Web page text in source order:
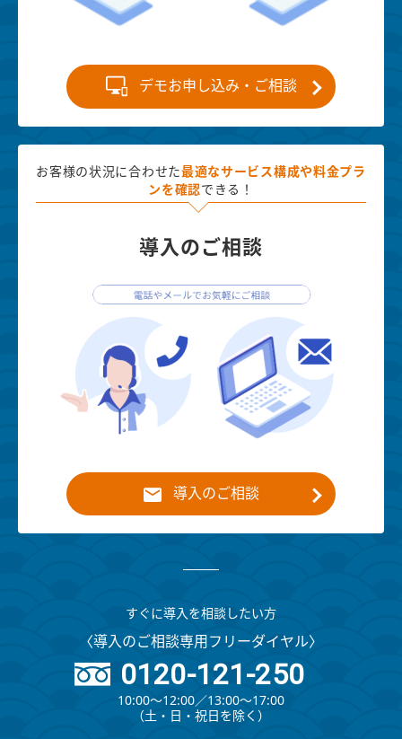
デモお申し込み・ご相談
お客様の状況に合わせた最適なサービス構成や料金プラ
ンを確認 できる！
導入のご相談
導入のご相談
すぐに導入を相談したい方
〈導入のご相談専用フリーダイヤル〉
0120-121-250
10:00～12:00∕13:00～17:00
（⼟・⽇・祝⽇を除く）